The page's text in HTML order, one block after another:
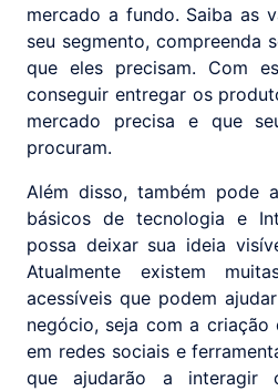
mercado a fundo. Saiba as
seu segmento, compreenda
que eles precisam. Com
conseguir entregar os
mercado precisa e que
procuram.
Além disso, também pode
básicos de tecnologia e
possa deixar sua ideia
Atualmente existem
acessíveis que podem
negócio, seja com a criação
em redes sociais e
que ajudarão a interagir